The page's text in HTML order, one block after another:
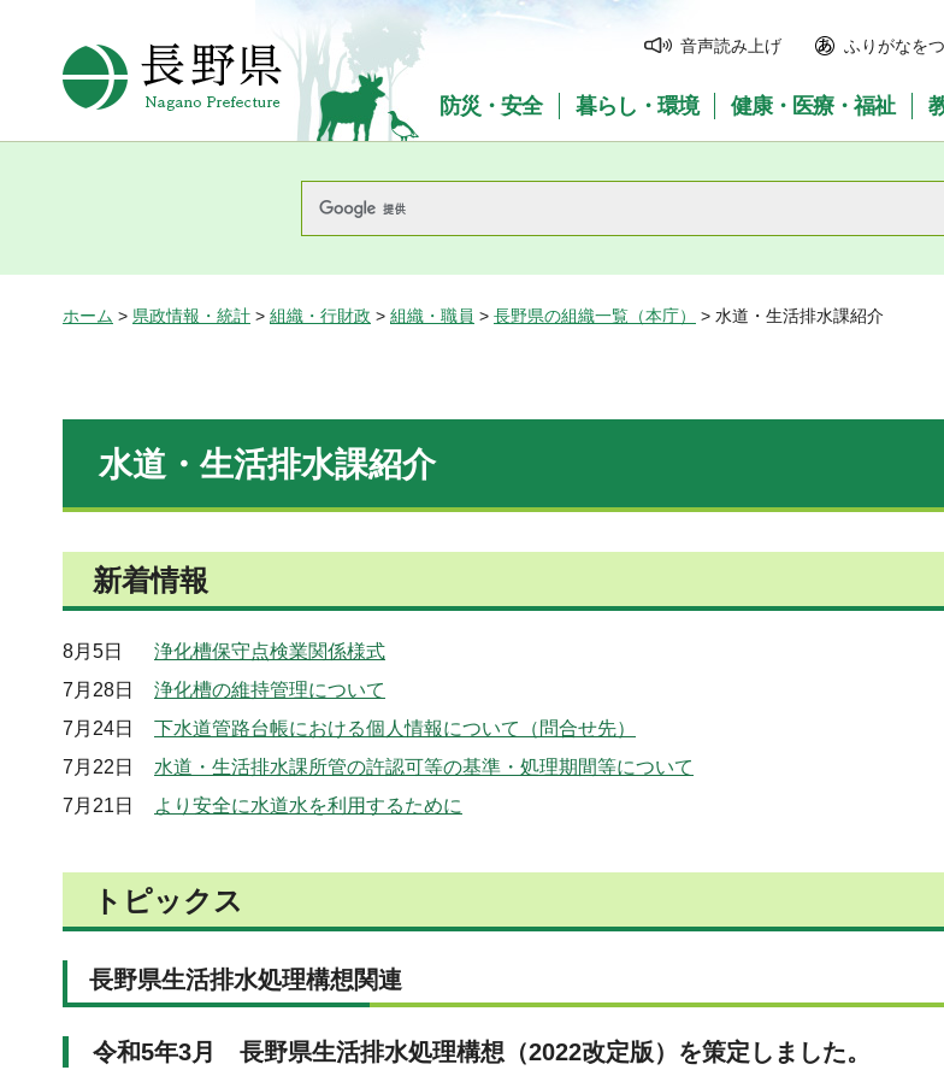
長野県Nagano Prefecture
音声読み上げ ふりがなを
防災・安全 暮らし・環境 健康・医療・福祉
ホーム > 県政情報・統計 > 組織・行財政 > 組織・職員 > 長野県の組織一覧（本庁） > 水道・生活排水課紹介
水道・生活排水課紹介
新着情報
8月5日
浄化槽保守点検業関係様式
7月28日
浄化槽の維持管理について
7月24日
下水道管路台帳における個人情報について（問合せ先）
7月22日
水道・生活排水課所管の許認可等の基準・処理期間等について
7月21日
より安全に水道水を利用するために
トピックス
長野県生活排水処理構想関連
令和5年3月 長野県生活排水処理構想（2022改定版）を策定しました。